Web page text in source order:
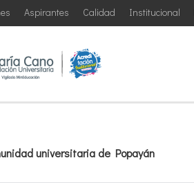
Institucional
Calidad
Aspirantes
universitaria de Popayán